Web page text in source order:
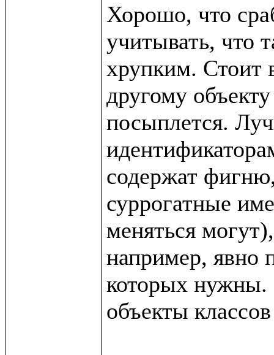
Хорошо, что
учитывать, что
хрупким. Стоит
другому
посыплется.
содержат
суррогатные
меняться
например, явно
которых нужны.
объекты